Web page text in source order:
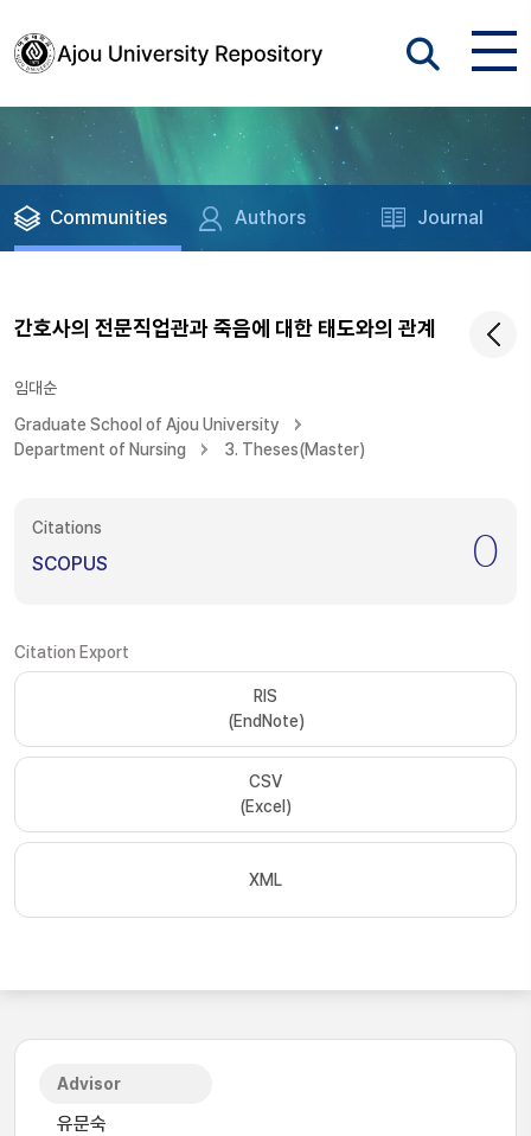
Communities Authors Journal
간호사의 전문직업관과 죽음에 대한 태도와의 관계
임대순
Graduate School of Ajou University
Department of Nursing
3. Theses(Master)
Citations
SCOPUS 0
Citation Export
RIS
(EndNote)
CSV
(Excel)
XML
Advisor
유문숙